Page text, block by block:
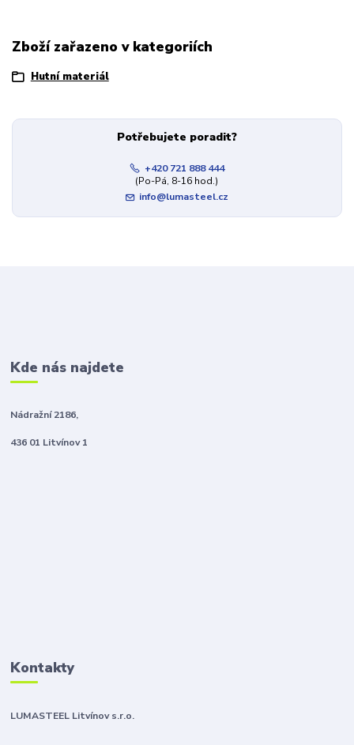
Zboží zařazeno v kategoriích
Hutní materiál
Potřebujete poradit?
+420 721 888 444
(Po-Pá, 8-16 hod.)
info@lumasteel.cz
Kde nás najdete
Nádražní 2186,
436 01 Litvínov 1
Kontakty
LUMASTEEL Litvínov s.r.o.